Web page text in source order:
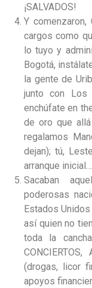
¡SALVADOS!
Y
cargos como
lo tuyo y
Bogotá,
la gente de
junto con Los
enchúfate en
de oro que
regalamos
dejan); tú,
arranque inicial…
Sacaban
poderosas
Estados
así quien no
toda la
CONCIERTOS,
(drogas, licor
apoyos